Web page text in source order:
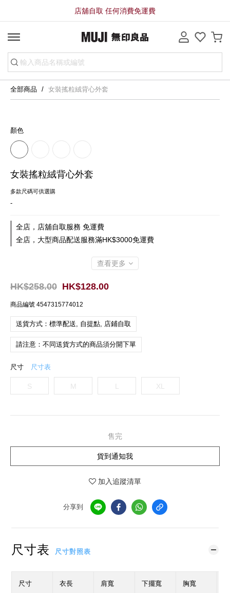
店舖自取 任何消費免運費
全部商品 女裝搖粒絨背心外套
顏色
女裝搖粒絨背心外套
多款尺碼可供選購
-
全店，店舖自取服務 免運費
全店，大型商品配送服務滿HK$3000免運費
查看更多
HK$128.00
HK$258.00
商品編號 4547315774012
送貨方式：標準配送, 自提點, 店鋪自取
請注意：不同送貨方式的商品須分開下單
尺寸 尺寸表
S M XL
售完
貨到通知我
加入追蹤清單
分享到
尺寸表 尺寸對照表
尺寸 衣長 肩寬 下擺寬 胸寬